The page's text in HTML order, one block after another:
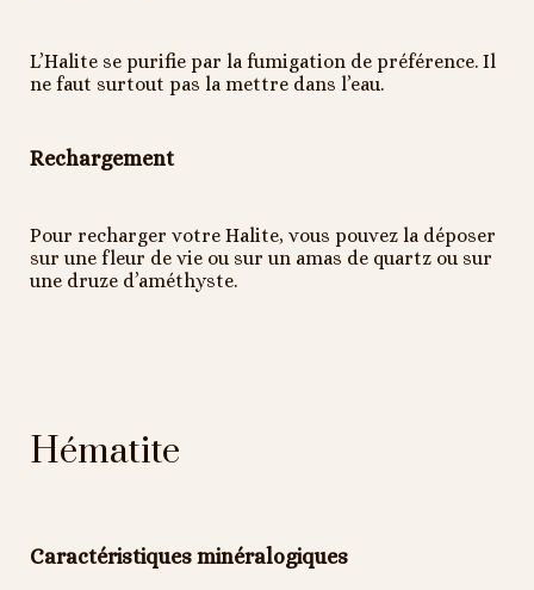
L’Halite se purifie par la fumigation de préférence. Il
ne faut surtout pas la mettre dans l’eau.
Rechargement
Pour recharger votre Halite, vous pouvez la déposer
sur une fleur de vie ou sur un amas de quartz ou sur
une druze d’améthyste.
Hématite
Caractéristiques minéralogiques